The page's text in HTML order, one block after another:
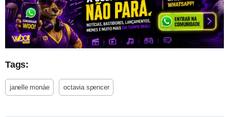
Tags:
janelle monáe octavia spencer